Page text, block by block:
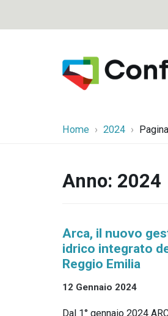
Home 2024
Anno: 2024
Arca, il nuovo
idrico integrato
Reggio Emilia
12 Gennaio 2024
Dal 1° gennaio 2024